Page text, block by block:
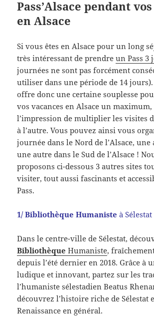
Pass’Alsace pendant
en Alsace
Si vous êtes en Alsace pour un long
très intéressant de prendreun Pass 3
journées ne sont pas forcément
utiliser dans une période de 14 jours).
offre donc une certaine souplesse
vos vacances en Alsace un
l’impression de multiplier les visites
à l’autre. Vous pouvez ainsi vous
journée dans le Nord de l’Alsace, une
une autre dans le Sud de l’Alsace !
proposons ci-dessous 3 autres sites
visiter, tout aussi fascinants et
Pass.
1/ Bibliothèque Humanisteà Sélestat
Dans le centre-ville de Sélestat,
Bibliothèque Humaniste,
depuis l’été dernier en 2018. Grâce à
ludique et innovant, partez sur les
l’humaniste sélestadien Beatus
découvrez l’histoire riche de Sélestat
Renaissance en général.